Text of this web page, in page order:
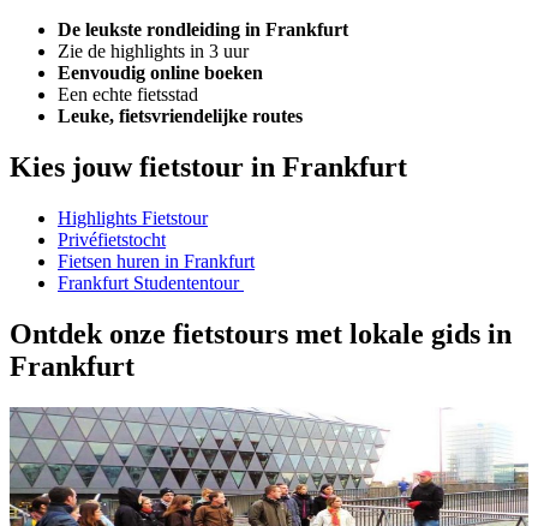
De leukste rondleiding in Frankfurt
Zie de highlights in 3 uur
Eenvoudig online boeken
Een echte fietsstad
Leuke, fietsvriendelijke routes
Kies jouw fietstour in Frankfurt
Highlights Fietstour
Privéfietstocht
Fietsen huren in Frankfurt
Frankfurt Studententour
Ontdek onze fietstours met lokale gids in
Frankfurt